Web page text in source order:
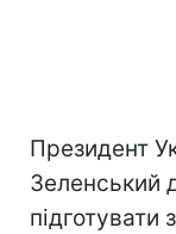
Президент
Зеленський